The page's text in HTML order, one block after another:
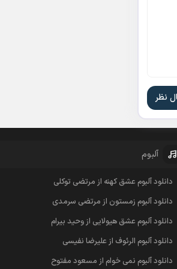
آلبوم
دانلود آلبوم عشق کهنه از مرتضی توکلی
دانلود آلبوم زمستون از مرتضی سرمدی
دانلود آلبوم عشق هیولایی از وحید بیرام
دانلود آلبوم الرئوف از علیرضا نفیسی
دانلود آلبوم نمی خوام از مسعود مفتوح